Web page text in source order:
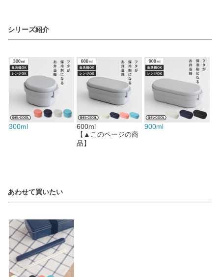
シリーズ紹介
300ml
600ml
【▲このページの商
品】
900ml
あわせて買いたい